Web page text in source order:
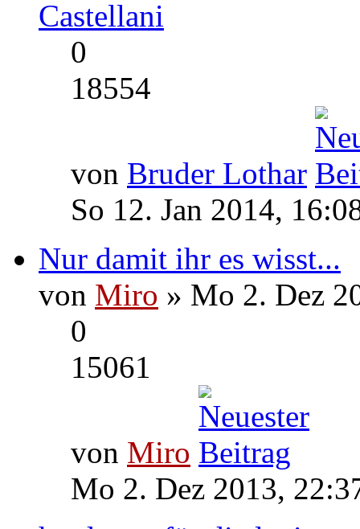
Castellani
0
18554
von Bruder Lothar
So 12. Jan 2014,
Nur damit ihr es wisst...
von Miro » Mo 2. Dez
0
15061
von Miro
Mo 2. Dez 2013,